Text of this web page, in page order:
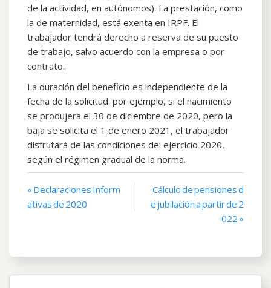
de la actividad, en autónomos). La prestación, como
la de maternidad, está exenta en IRPF. El
trabajador tendrá derecho a reserva de su puesto
de trabajo, salvo acuerdo con la empresa o por
contrato.
La duración del beneficio es independiente de la
fecha de la solicitud: por ejemplo, si el nacimiento
se produjera el 30 de diciembre de 2020, pero la
baja se solicita el 1 de enero 2021, el trabajador
disfrutará de las condiciones del ejercicio 2020,
según el régimen gradual de la norma.
Navegación
de
« Declaraciones Inform
ativas de 2020
Cálculo de pensiones d
e jubilación a partir de 2
022 »